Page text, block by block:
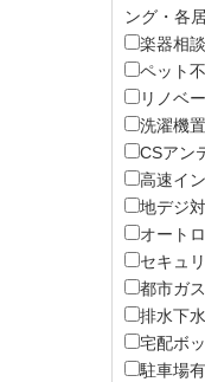
ング・各
楽器相
ペット
リノベ
洗濯機
CSアン
高速イ
地デジ
オート
セキュ
都市ガス
排水下水
宅配ボ
駐車場有